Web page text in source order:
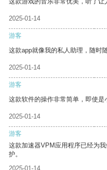
2025-01-14
游客
这款app就像我的私人助理，随时
2025-01-14
游客
这款软件的操作非常简单，即使是
2025-01-14
游客
这款加速器VPM应用程序已经为
护。
2025-01-14